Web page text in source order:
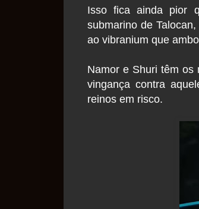
Isso fica ainda pior
submarino de
ao vibranium que
Namor e Shuri têm os
vingança contra
reinos em risco.